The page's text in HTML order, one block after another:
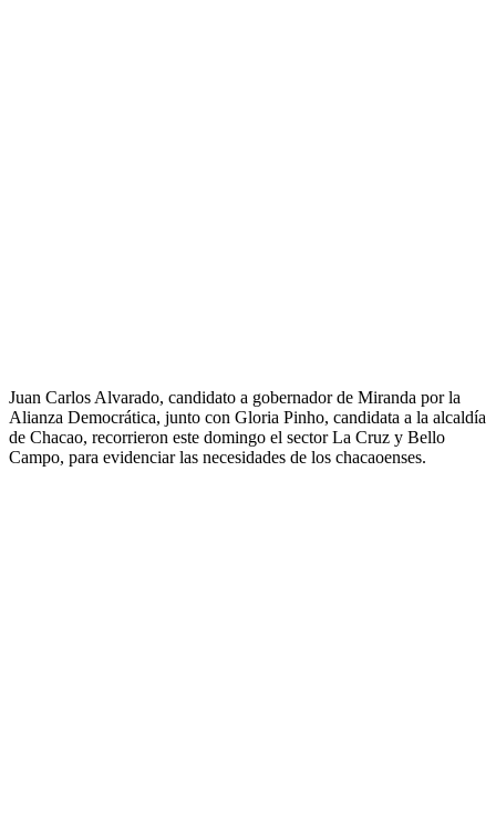
Juan Carlos Alvarado, candidato a gobernador de Miranda por la
Alianza Democrática, junto con Gloria Pinho, candidata a la alcaldía
de Chacao, recorrieron este domingo el sector La Cruz y Bello
Campo, para evidenciar las necesidades de los chacaoenses.